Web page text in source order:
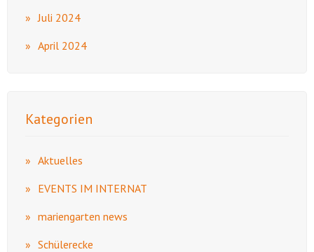
Juli 2024
April 2024
Kategorien
Aktuelles
EVENTS IM INTERNAT
mariengarten news
Schülerecke